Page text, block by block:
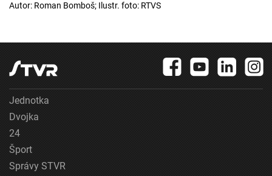
Autor: Roman Bomboš; Ilustr. foto: RTVS
Jednotka
Dvojka
24
Šport
Správy STVR